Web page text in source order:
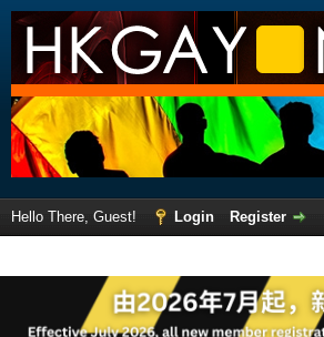
Hello There, Guest! Login
Register